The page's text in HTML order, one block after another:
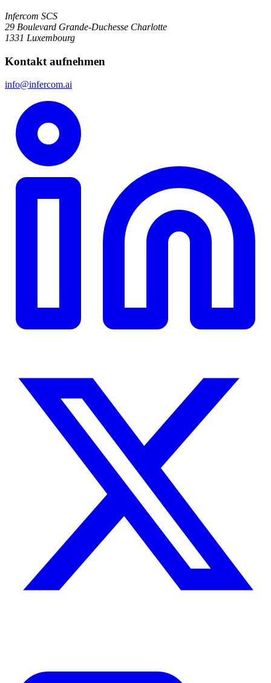
Infercom SCS
29 Boulevard Grande-Duchesse Charlotte
1331 Luxembourg
Kontakt aufnehmen
info@infercom.ai